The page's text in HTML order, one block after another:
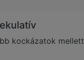
kockázatok mellett